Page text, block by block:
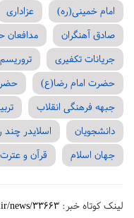
امام خمینی(ره)
عزاداری
صادق آهنگران
مدافعان
جریانات تکفیری
تروریسم
حضرت امام رضا(ع)
جبهه فرهنگی انقلاب
دانشجویان
اسلایدر چند
جهان اسلام
قرآن و عترت
لینک کوتاه خبر: news/33663